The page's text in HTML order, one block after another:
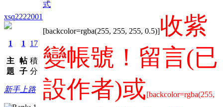
xsq2222001
1
主
題
1
帖
子
17
積
分
新手上路
式
[backcolor=rgba(255, 255, 255, 0.5)]收紫
變帳號！留言(已
設作者)或[backcolor=rgba(255,